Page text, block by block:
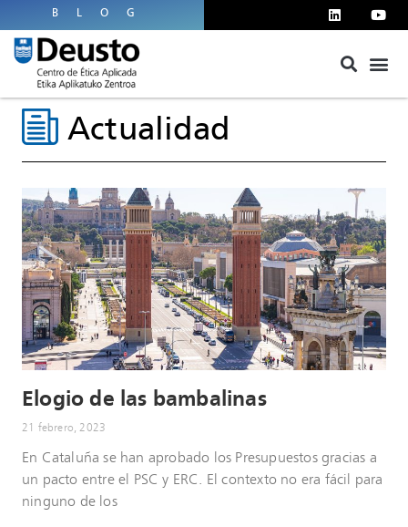
BLOG
Actualidad
Elogio de las bambalinas
21 febrero, 2023
En Cataluña se han aprobado los Presupuestos gracias a
un pacto entre el PSC y ERC. El contexto no era fácil para
ninguno de los